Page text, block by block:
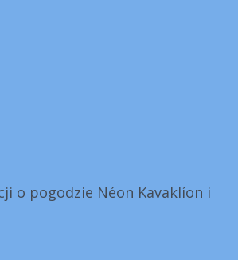
o pogodzie Néon Kavaklíon i